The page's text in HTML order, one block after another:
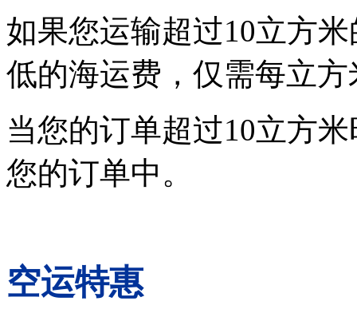
如果您运输超过10立方
低的海运费，仅需每立方
当您的订单超过10立方
您的订单中。
空运特惠